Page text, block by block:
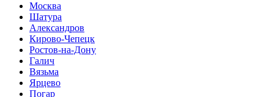
Москва
Шатура
Александров
Кирово-Чепецк
Ростов-на-Дону
Галич
Вязьма
Ярцево
Погар